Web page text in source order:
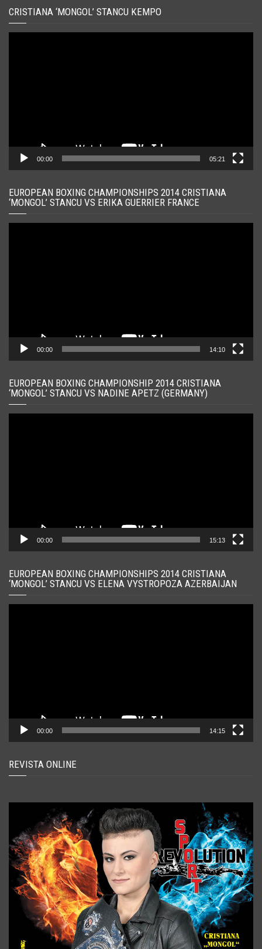
CRISTIANA ‘MONGOL’ STANCU KEMPO
00:00 05:21
EUROPEAN BOXING CHAMPIONSHIPS 2014 CRISTIANA
‘MONGOL’ STANCU VS ERIKA GUERRIER FRANCE
00:00 14:10
EUROPEAN BOXING CHAMPIONSHIP 2014 CRISTIANA
‘MONGOL’ STANCU VS NADINE APETZ (GERMANY)
00:00 15:13
EUROPEAN BOXING CHAMPIONSHIPS 2014 CRISTIANA
‘MONGOL’ STANCU VS ELENA VYSTROPOZA AZERBAIJAN
00:00 14:15
REVISTA ONLINE